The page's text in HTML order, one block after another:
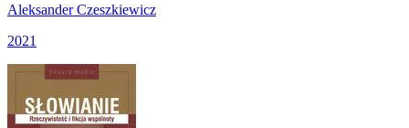
Aleksander Czeszkiewicz
2021